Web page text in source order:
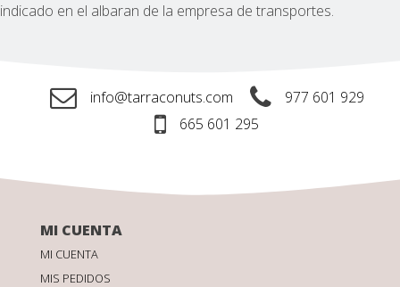
indicado en el albaran de la empresa de transportes.
info@tarraconuts.com
977 601 929
665 601 295
MI CUENTA
MI CUENTA
MIS PEDIDOS